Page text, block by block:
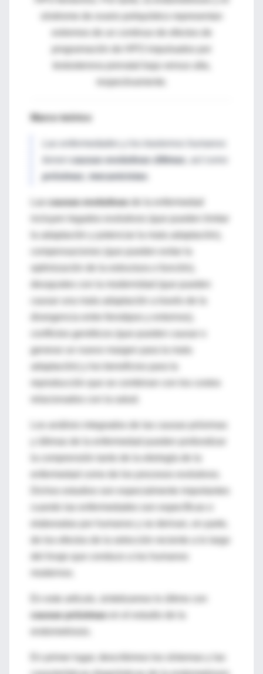
programación de HPO impulsados por
testosterona prenatal baja versus alta,
Marco teórico
causas evolutivas últimas
próximas
mecanicistas
causas evolutivas
incluyen legados evolutivos (que pueden limitar
la adaptación y potenciar la mala adaptación),
compensaciones (que pueden evitar la
desajustes con la modernidad (que pueden
causar una mala adaptación a través de la
divergencia entre fenotipos y entornos),
conflictos genéticos (que pueden causar o
generar un nuevo margen para la mala
adaptación) y los beneficios para la
Los análisis integrados de las causas próximas
la comprensión tanto de la etiología de la
Dichos estudios son especialmente importantes
de los efectos de la selección reciente a lo largo
del linaje que conduce a los humanos
causas próximas
En primer lugar, describimos los síntomas y las